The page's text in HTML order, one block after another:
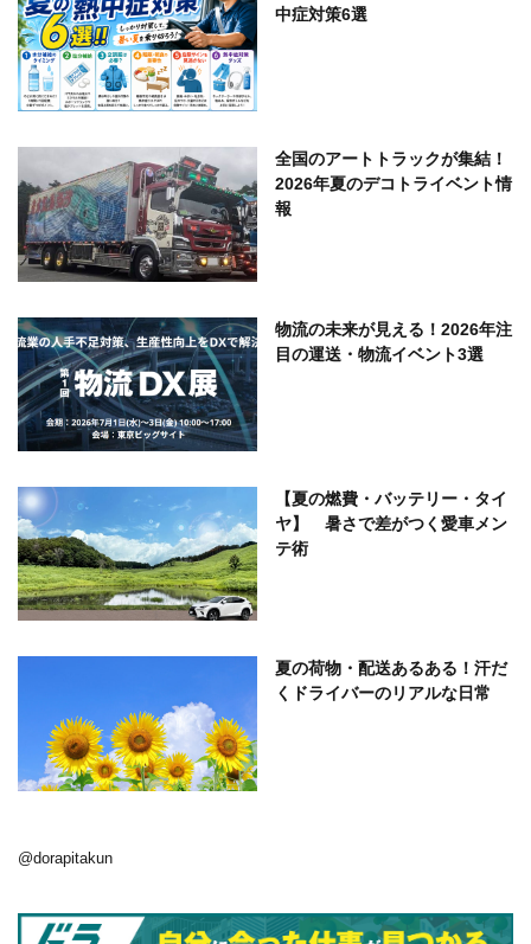
中症対策6選
全国のアートトラックが集結！
2026年夏のデコトライベント情
報
物流の未来が見える！2026年注
目の運送・物流イベント3選
【夏の燃費・バッテリー・タイ
ヤ】 暑さで差がつく愛車メン
テ術
夏の荷物・配送あるある！汗だ
くドライバーのリアルな日常
@dorapitakun